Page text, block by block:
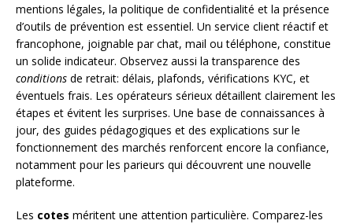
mentions légales, la politique de confidentialité et la présence
d’outils de prévention est essentiel. Un service client réactif et
francophone, joignable par chat, mail ou téléphone, constitue
un solide indicateur. Observez aussi la transparence des
conditions de retrait: délais, plafonds, vérifications KYC, et
éventuels frais. Les opérateurs sérieux détaillent clairement les
étapes et évitent les surprises. Une base de connaissances à
jour, des guides pédagogiques et des explications sur le
fonctionnement des marchés renforcent encore la confiance,
notamment pour les parieurs qui découvrent une nouvelle
plateforme.
Les cotes méritent une attention particulière. Comparez-les